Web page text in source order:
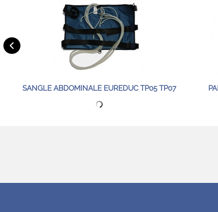
SANGLE ABDOMINALE EUREDUC TP05 TP07